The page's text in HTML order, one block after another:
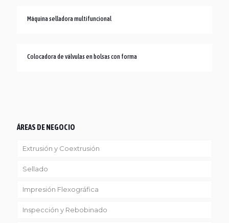
Máquina selladora multifuncional
Colocadora de válvulas en bolsas con forma
ÁREAS DE NEGOCIO
Extrusión y Coextrusión
Linea Reciclaje
Sellado
Impresión Flexográfica
Inspección y Rebobinado